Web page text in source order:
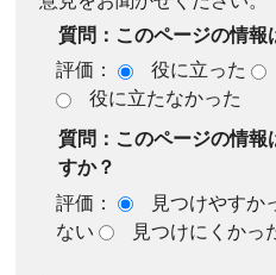
質問：このページの情報
評価：
役に立った
役に立たなかった
質問：このページの情報
すか？
評価：
見つけやすか
ない
見つけにくかっ